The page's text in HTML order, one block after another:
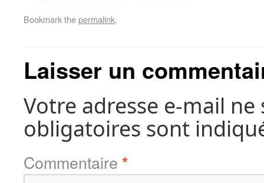
Bookmark thepermalink.
Laisser un
Votre adresse e-mail
obligatoires sont
Commentaire *